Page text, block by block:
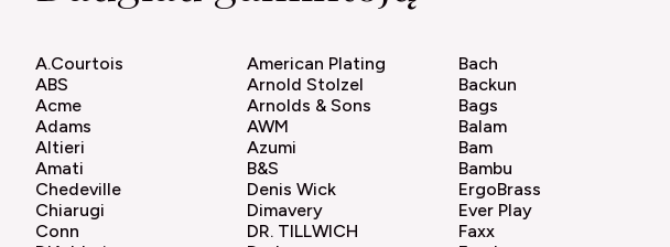
A.Courtois
ABS
Acme
Adams
Altieri
Amati
American Plating
Arnold Stolzel
Arnolds & Sons
AWM
Azumi
B&S
Bach
Backun
Bags
Balam
Bam
Bambu
Chedeville
Chiarugi
Conn
Denis Wick
Dimavery
DR. TILLWICH
ErgoBrass
Ever Play
Faxx